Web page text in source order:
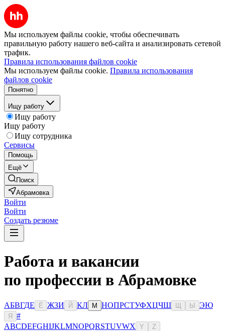
Мы используем файлы cookie, чтобы обеспечивать
правильную работу нашего веб-сайта и анализировать сетевой
трафик.
Правила использования файлов cookie
Мы используем файлы cookie. Правила использования
файлов cookie
Понятно
Ищу работу
Ищу работу
Ищу работу
Ищу сотрудника
Сервисы
Помощь
Ещё
Поиск
Абрамовка
Войти
Войти
Создать резюме
Работа и вакансии
по профессии в Абрамовке
АБВГДЕ Ё ЖЗИ Й КЛ М НОПРСТУФХЦЧШ Ы ЭЮ
Я
#
ABCDEFGHIJKLMNOPQRSTUVWX Y Z